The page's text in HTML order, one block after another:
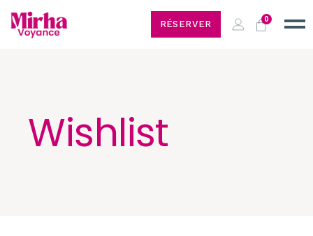
RÉSERVER
0
Wishlist